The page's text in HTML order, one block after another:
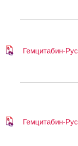
Гемцитабин-Рус
Гемцитабин-Рус